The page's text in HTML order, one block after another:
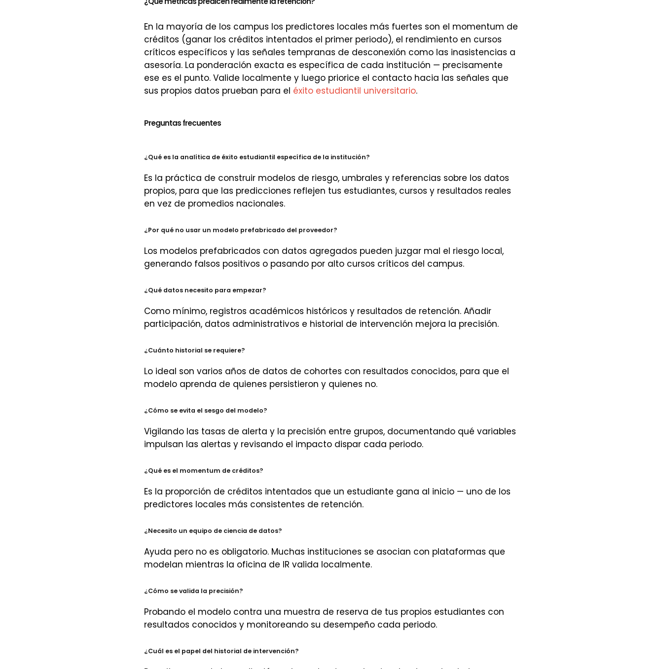
En la mayoría de los campus los predictores locales más fuertes son el momentum de
créditos (ganar los créditos intentados el primer periodo), el rendimiento en cursos
críticos específicos y las señales tempranas de desconexión como las inasistencias a
asesoría. La ponderación exacta es específica de cada institución — precisamente
ese es el punto. Valide localmente y luego priorice el contacto hacia las señales que
sus propios datos prueban para el éxito estudiantil universitario.
Preguntas frecuentes
¿Qué es la analítica de éxito estudiantil específica de la institución?
Es la práctica de construir modelos de riesgo, umbrales y referencias sobre los datos
propios, para que las predicciones reflejen tus estudiantes, cursos y resultados reales
en vez de promedios nacionales.
¿Por qué no usar un modelo prefabricado del proveedor?
Los modelos prefabricados con datos agregados pueden juzgar mal el riesgo local,
generando falsos positivos o pasando por alto cursos críticos del campus.
¿Qué datos necesito para empezar?
Como mínimo, registros académicos históricos y resultados de retención. Añadir
participación, datos administrativos e historial de intervención mejora la precisión.
¿Cuánto historial se requiere?
Lo ideal son varios años de datos de cohortes con resultados conocidos, para que el
modelo aprenda de quienes persistieron y quienes no.
¿Cómo se evita el sesgo del modelo?
Vigilando las tasas de alerta y la precisión entre grupos, documentando qué variables
impulsan las alertas y revisando el impacto dispar cada periodo.
¿Qué es el momentum de créditos?
Es la proporción de créditos intentados que un estudiante gana al inicio — uno de los
predictores locales más consistentes de retención.
¿Necesito un equipo de ciencia de datos?
Ayuda pero no es obligatorio. Muchas instituciones se asocian con plataformas que
modelan mientras la oficina de IR valida localmente.
¿Cómo se valida la precisión?
Probando el modelo contra una muestra de reserva de tus propios estudiantes con
resultados conocidos y monitoreando su desempeño cada periodo.
¿Cuál es el papel del historial de intervención?